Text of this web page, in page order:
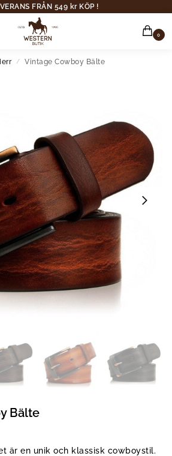
FRÅN 549 kr KÖP !
0
/ Vintage Cowboy Bälte
Bälte
är en unik och klassisk cowboystil.